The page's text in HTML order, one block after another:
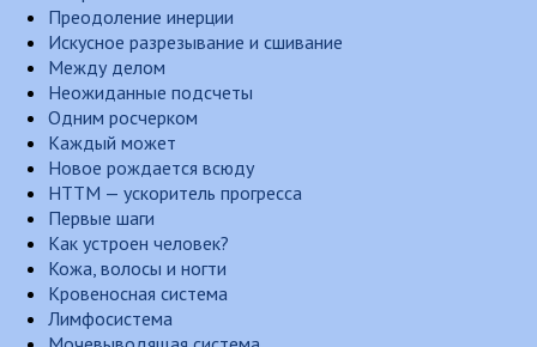
Преодоление инерции
Искусное разрезывание и сшивание
Между делом
Неожиданные подсчеты
Одним росчерком
Каждый может
Новое рождается всюду
НТТМ — ускоритель прогресса
Первые шаги
Как устроен человек?
Кожа, волосы и ногти
Кровеносная система
Лимфосистема